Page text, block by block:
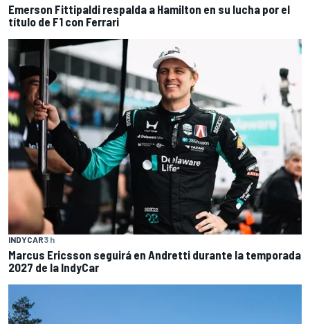
Emerson Fittipaldi respalda a Hamilton en su lucha por el
título de F1 con Ferrari
INDYCAR3 h
Marcus Ericsson seguirá en Andretti durante la temporada
2027 de la IndyCar